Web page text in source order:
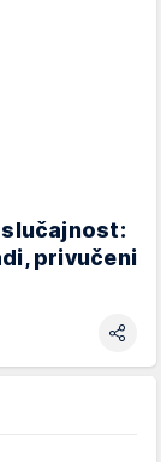
slučajnost:
privučeni